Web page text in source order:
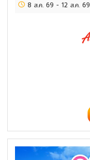
8 ส.ค. 69 - 12 ส.ค. 69